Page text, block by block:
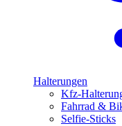
Halterungen
Kfz-
Fahrrad &
Selfie-Sticks